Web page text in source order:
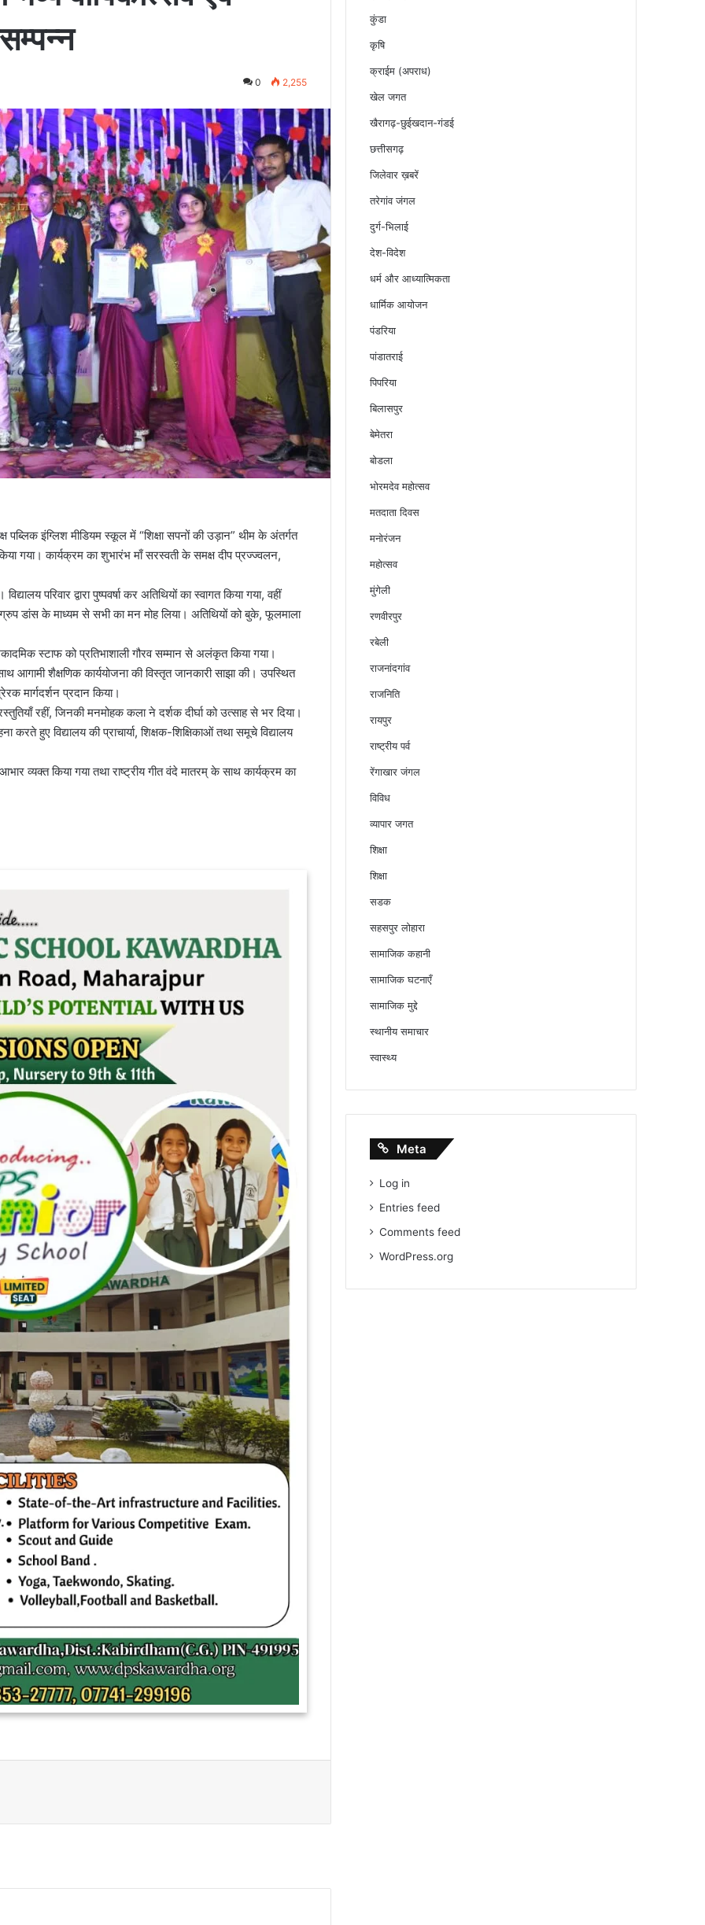
0 2,255
इंग्लिश मीडियम स्कूल में “शिक्षा सपनों की उड़ान” थीम के अंतर्गत
गया। कार्यक्रम का शुभारंभ माँ सरस्वती के समक्ष दीप प्रज्ज्वलन,
परिवार द्वारा पुष्पवर्षा कर अतिथियों का स्वागत किया गया, वहीं
डांस के माध्यम से सभी का मन मोह लिया। अतिथियों को बुके, फूलमाला
स्टाफ को प्रतिभाशाली गौरव सम्मान से अलंकृत किया गया।
आगामी शैक्षणिक कार्ययोजना की विस्तृत जानकारी साझा की। उपस्थित
मार्गदर्शन प्रदान किया।
रहीं, जिनकी मनमोहक कला ने दर्शक दीर्घा को उत्साह से भर दिया।
हुए विद्यालय की प्राचार्या, शिक्षक-शिक्षिकाओं तथा समूचे विद्यालय
व्यक्त किया गया तथा राष्ट्रीय गीत वंदे मातरम् के साथ कार्यक्रम का
कुंडा
कृषि
क्राईम (अपराध)
खेल जगत
खैरागढ़-छुईखदान-गंडई
छत्तीसगढ़
जिलेवार ख़बरें
तरेगांव जंगल
दुर्ग-भिलाई
देश-विदेश
धर्म और आध्यात्मिकता
धार्मिक आयोजन
पंडरिया
पांडातराई
पिपरिया
बिलासपुर
बेमेतरा
बोडला
भोरमदेव महोत्सव
मतदाता दिवस
मनोरंजन
महोत्सव
मुंगेली
रणवीरपुर
रबेली
राजनांदगांव
राजनिति
रायपुर
राष्ट्रीय पर्व
रेंगाखार जंगल
विविध
व्यापार जगत
शिक्षा
शिक्षा
सडक
सहसपुर लोहारा
सामाजिक कहानी
सामाजिक घटनाएँ
सामाजिक मुद्दे
स्थानीय समाचार
स्वास्थ्य
Meta
Log in
Entries feed
Comments feed
WordPress.org